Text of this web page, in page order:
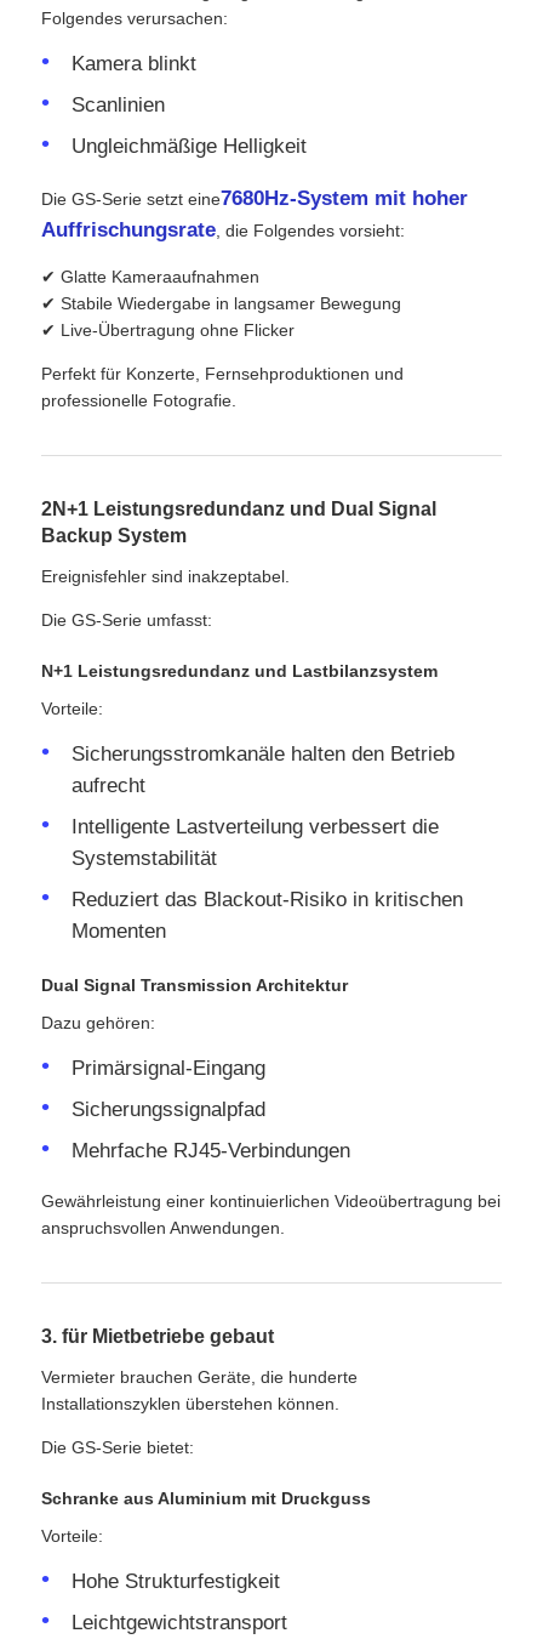
Folgendes verursachen:
Kamera blinkt
Scanlinien
Ungleichmäßige Helligkeit
Die GS-Serie setzt eine7680Hz-System mit hoher
Auffrischungsrate , die Folgendes vorsieht:
✔ Glatte Kameraaufnahmen
✔ Stabile Wiedergabe in langsamer Bewegung
✔ Live-Übertragung ohne Flicker
Perfekt für Konzerte, Fernsehproduktionen und
professionelle Fotografie.
2N+1 Leistungsredundanz und Dual Signal
Backup System
Ereignisfehler sind inakzeptabel.
Die GS-Serie umfasst:
N+1 Leistungsredundanz und Lastbilanzsystem
Vorteile:
Sicherungsstromkanäle halten den Betrieb
aufrecht
Intelligente Lastverteilung verbessert die
Systemstabilität
Reduziert das Blackout-Risiko in kritischen
Momenten
Dual Signal Transmission Architektur
Dazu gehören:
Primärsignal-Eingang
Sicherungssignalpfad
Mehrfache RJ45-Verbindungen
Gewährleistung einer kontinuierlichen Videoübertragung bei
anspruchsvollen Anwendungen.
3. für Mietbetriebe gebaut
Vermieter brauchen Geräte, die hunderte
Installationszyklen überstehen können.
Die GS-Serie bietet:
Schranke aus Aluminium mit Druckguss
Vorteile:
Hohe Strukturfestigkeit
Leichtgewichtstransport